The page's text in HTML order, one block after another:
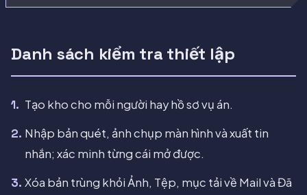
Danh sách kiểm tra thiết lập
Tạo kho cho mỗi người hay hồ sơ vụ án.
Nhập bản quét, ảnh chụp màn hình và xuất tin
nhắn; xác minh từng cái mở được.
Xóa bản trùng khỏi Ảnh, Tệp, mục tải về Mail và Đã